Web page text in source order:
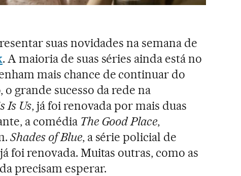
suas novidades na semana de
. A maioria de suas séries ainda está no
mais chance de continuar do
grande sucesso da rede na
Is Us, já foi renovada por mais duas
a comédia The Good Place,
Shades of Blue, a série policial de
foi renovada. Muitas outras, como as
precisam esperar.